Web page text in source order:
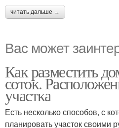
читать дальше →
Вас может
Как разместить
соток.
участка
Есть несколько способов, с
планировать участок своими